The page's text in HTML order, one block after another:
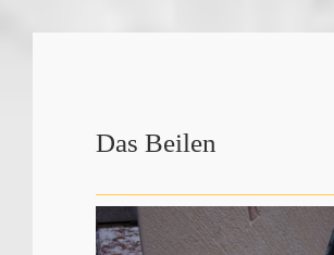
Das Beilen